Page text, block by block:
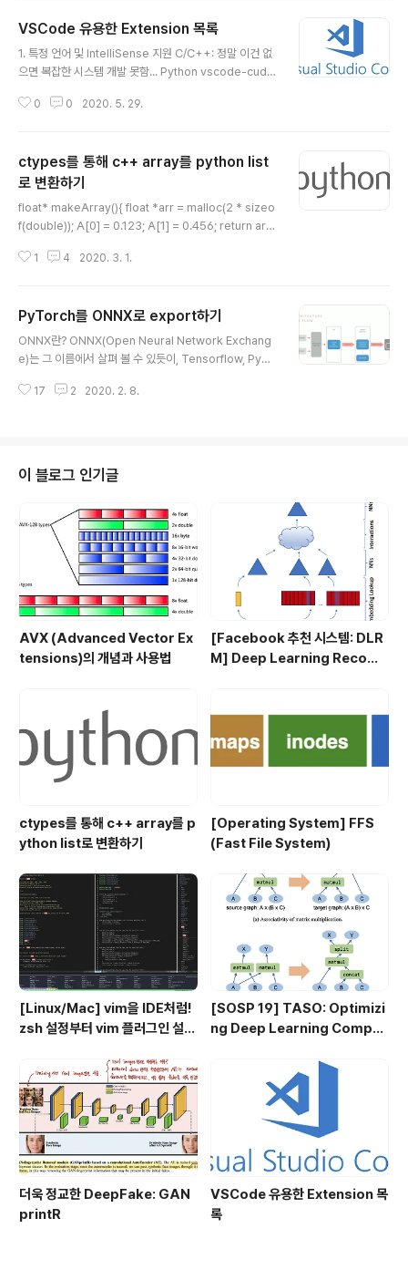
m/bazelbuild/bazel/releases/download/2.0.0/b
azel-2.0.0-installer-linux-x86_64.sh # bazel 바
이너리 파일이 설치될 폴더 생성 $ mkdir ~/bin $ echo
키지 종..
VSCode 유용한 Extension 목록
1. 특정 언어 및 IntelliSense 지원 C/C++: 정말 이건 없
으면 복잡한 시스템 개발 못함... Python vscode-cuda
통 맥에서 full-screen 모드로 작업해서 시간을 보려고 화
ghlight Line: 현재 커서가 놓인 라인이 아주 잘 보여서 꼭
필요! Indent-rainbow (눈 아퍼서 잘 안 쓰게 되는 듯) R
용량 등 시스템 정보를 하단바에 항상 보여줘서 시스템 모
니터링에 좋음. htop을..
0 0 2020. 5. 29.
ctypes를 통해 c++ array를 python list
로 변환하기
float* makeArray(){ float *arr = malloc(2 * sizeo
f(double)); A[0] = 0.123; A[1] = 0.456; return arr;
할당 된 배열이 있을 때 이를 파이썬 리스트로 변환하려면
정의해준다. void freeptr(void *ptr) { free(ptr); } 만
약에 위와 같은 함수들이 포함된 소스를 shared objecti
ve file로 컴파일 했다면 다음과 같이 사용할 수 있다. (만
다.) impo..
1 4 2020. 3. 1.
PyTorch를 ONNX로 export하기
ONNX란? ONNX(Open Neural Network Exchang
e)는 그 이름에서 살펴 볼 수 있듯이, Tensorflow, PyTo
진 모델들을 서로 호환되게 사용할 수 있도록 만들어진 공
할 수 있다. ONNX의 장점을 정리하자면 다음 두 가지를
뽑을 수 있다. 1. Framework Interoperability 위에서
import하여 자유롭게 사용을 할 수 있다는 것은 ONNX의
최대 강점이다. 예컨..
17 2 2020. 2. 8.
이 블로그 인기글
AVX (Advanced Vector Ex
tensions)의 개념과 사용법
[Facebook 추천 시스템: DLR
M] Deep Learning Recom
ndation Systems
ctypes를 통해 c++ array를 p
ython list로 변환하기
[Operating System] FFS
(Fast File System)
[Linux/Mac] vim을 IDE처럼!
zsh 설정부터 vim 플러그인 설정
[SOSP 19] TASO: Optimizi
ng Deep Learning Comput
ration of Graph Substituti
더욱 정교한 DeepFake: GAN
printR
VSCode 유용한 Extension 목
록